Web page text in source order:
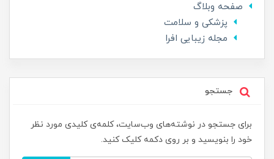
صفحه وبلاگ
پزشکی و سلامت
مجله زیبایی افرا
جستجو
برای جستجو در نوشته‌های وب‌سایت، کلمه‌ی کلیدی مورد نظر
خود را بنویسید و بر روی دکمه کلیک کنید.